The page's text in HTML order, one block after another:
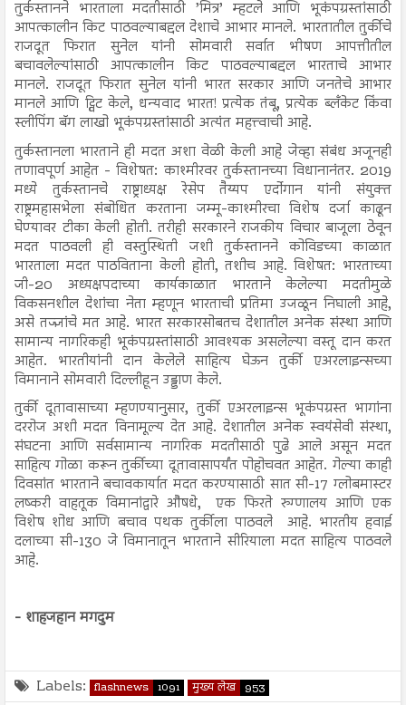
तुर्कस्तानने भारताला मदतीसाठी ’मित्र’ म्हटले आणि भूकंपग्रस्तांसाठी
आपत्कालीन किट पाठवल्याबद्दल देशाचे आभार मानले. भारतातील तुर्कीचे
राजदूत फिरात सुनेल यांनी सोमवारी सर्वात भीषण आपत्तीतील
बचावलेल्यांसाठी आपत्कालीन किट पाठवल्याबद्दल भारताचे आभार
मानले. राजदूत फिरात सुनेल यांनी भारत सरकार आणि जनतेचे आभार
मानले आणि ट्विट केले, धन्यवाद भारत! प्रत्येक तंबू, प्रत्येक ब्लँकेट किंवा
स्लीपिंग बॅग लाखो भूकंपग्रस्तांसाठी अत्यंत महत्त्वाची आहे.
तुर्कस्तानला भारताने ही मदत अशा वेळी केली आहे जेव्हा संबंध अजूनही
तणावपूर्ण आहेत - विशेषत: काश्मीरवर तुर्कस्तानच्या विधानानंतर. 2019
मध्ये तुर्कस्तानचे राष्ट्राध्यक्ष रेसेप तैय्यप एर्दोगान यांनी संयुक्त
राष्ट्रमहासभेला संबोधित करताना जम्मू-काश्मीरचा विशेष दर्जा काढून
घेण्यावर टीका केली होती. तरीही सरकारने राजकीय विचार बाजूला ठेवून
मदत पाठवली ही वस्तुस्थिती जशी तुर्कस्तानने कोविडच्या काळात
भारताला मदत पाठविताना केली होती, तशीच आहे. विशेषत: भारताच्या
जी-20 अध्यक्षपदाच्या कार्यकाळात भारताने केलेल्या मदतीमुळे
विकसनशील देशांचा नेता म्हणून भारताची प्रतिमा उजळून निघाली आहे,
असे तज्ज्ञांचे मत आहे. भारत सरकारसोबतच देशातील अनेक संस्था आणि
सामान्य नागरिकही भूकंपग्रस्तांसाठी आवश्यक असलेल्या वस्तू दान करत
आहेत. भारतीयांनी दान केलेले साहित्य घेऊन तुर्की एअरलाइन्सच्या
विमानाने सोमवारी दिल्लीहून उड्डाण केले.
तुर्की दूतावासाच्या म्हणण्यानुसार, तुर्की एअरलाइन्स भूकंपग्रस्त भागांना
दररोज अशी मदत विनामूल्य देत आहे. देशातील अनेक स्वयंसेवी संस्था,
संघटना आणि सर्वसामान्य नागरिक मदतीसाठी पुढे आले असून मदत
साहित्य गोळा करून तुर्कीच्या दूतावासापर्यंत पोहोचवत आहेत. गेल्या काही
दिवसांत भारताने बचावकार्यात मदत करण्यासाठी सात सी-17 ग्लोबमास्टर
लष्करी वाहतूक विमानांद्वारे औषधे, एक फिरते रुग्णालय आणि एक
विशेष शोध आणि बचाव पथक तुर्कीला पाठवले आहे. भारतीय हवाई
दलाच्या सी-130 जे विमानातून भारताने सीरियाला मदत साहित्य पाठवले
आहे.
- शाहजहान मगदुम
Labels: flashnews 1091 मुख्य लेख 953